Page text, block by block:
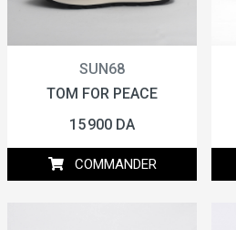
SUN68
TOM FOR PEACE
15 900 DA
COMMANDER